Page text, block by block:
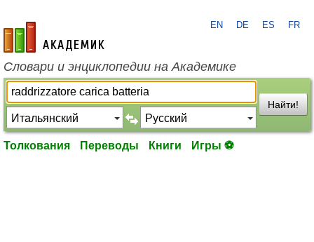
academic.ru
EN DE ES FR
Словари и энциклопедии на Академике
Найти!
Толкования Переводы Книги Игры ⚽